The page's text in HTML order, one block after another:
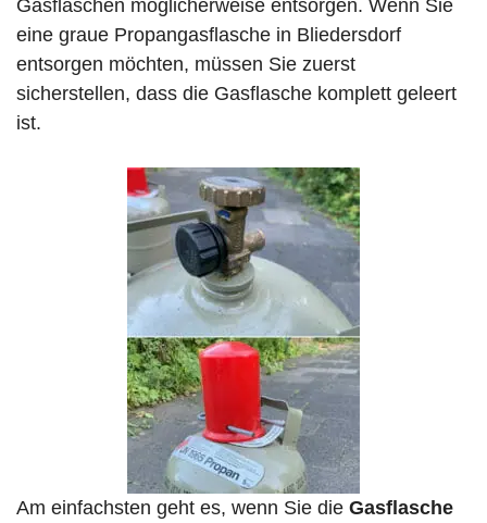
Gasflaschen möglicherweise entsorgen. Wenn Sie
eine graue Propangasflasche in Bliedersdorf
entsorgen möchten, müssen Sie zuerst
sicherstellen, dass die Gasflasche komplett geleert
ist.
Am einfachsten geht es, wenn Sie die Gasflasche